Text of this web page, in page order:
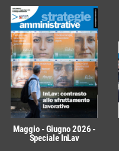
Maggio - Giugno 2026 -
Speciale InLav